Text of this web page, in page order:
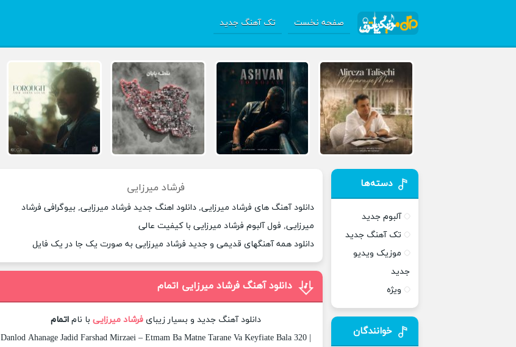
صفحه نخست تک آهنگ جدید
فرشاد میرزایی
دانلود آهنگ های فرشاد میرزایی, دانلود اهنگ جدید فرشاد میرزایی, بیوگرافی فرشاد
میرزایی, فول آلبوم فرشاد میرزایی با کیفیت عالی
دانلود همه آهنگهای قدیمی و جدید فرشاد میرزایی به صورت یک جا در یک فایل
دانلود آهنگ فرشاد میرزایی اتمام
دانلود آهنگ جدید و بسیار زیبای فرشاد میرزاییبا نام اتمام
Danlod Ahanage Jadid Farshad Mirzaei – Etmam Ba Matne Tarane Va Keyfiate Bala 320 |
دسته‌ها
آلبوم جدید
تک آهنگ جدید
موزیک ویدیو
جدید
ویژه
خوانندگان